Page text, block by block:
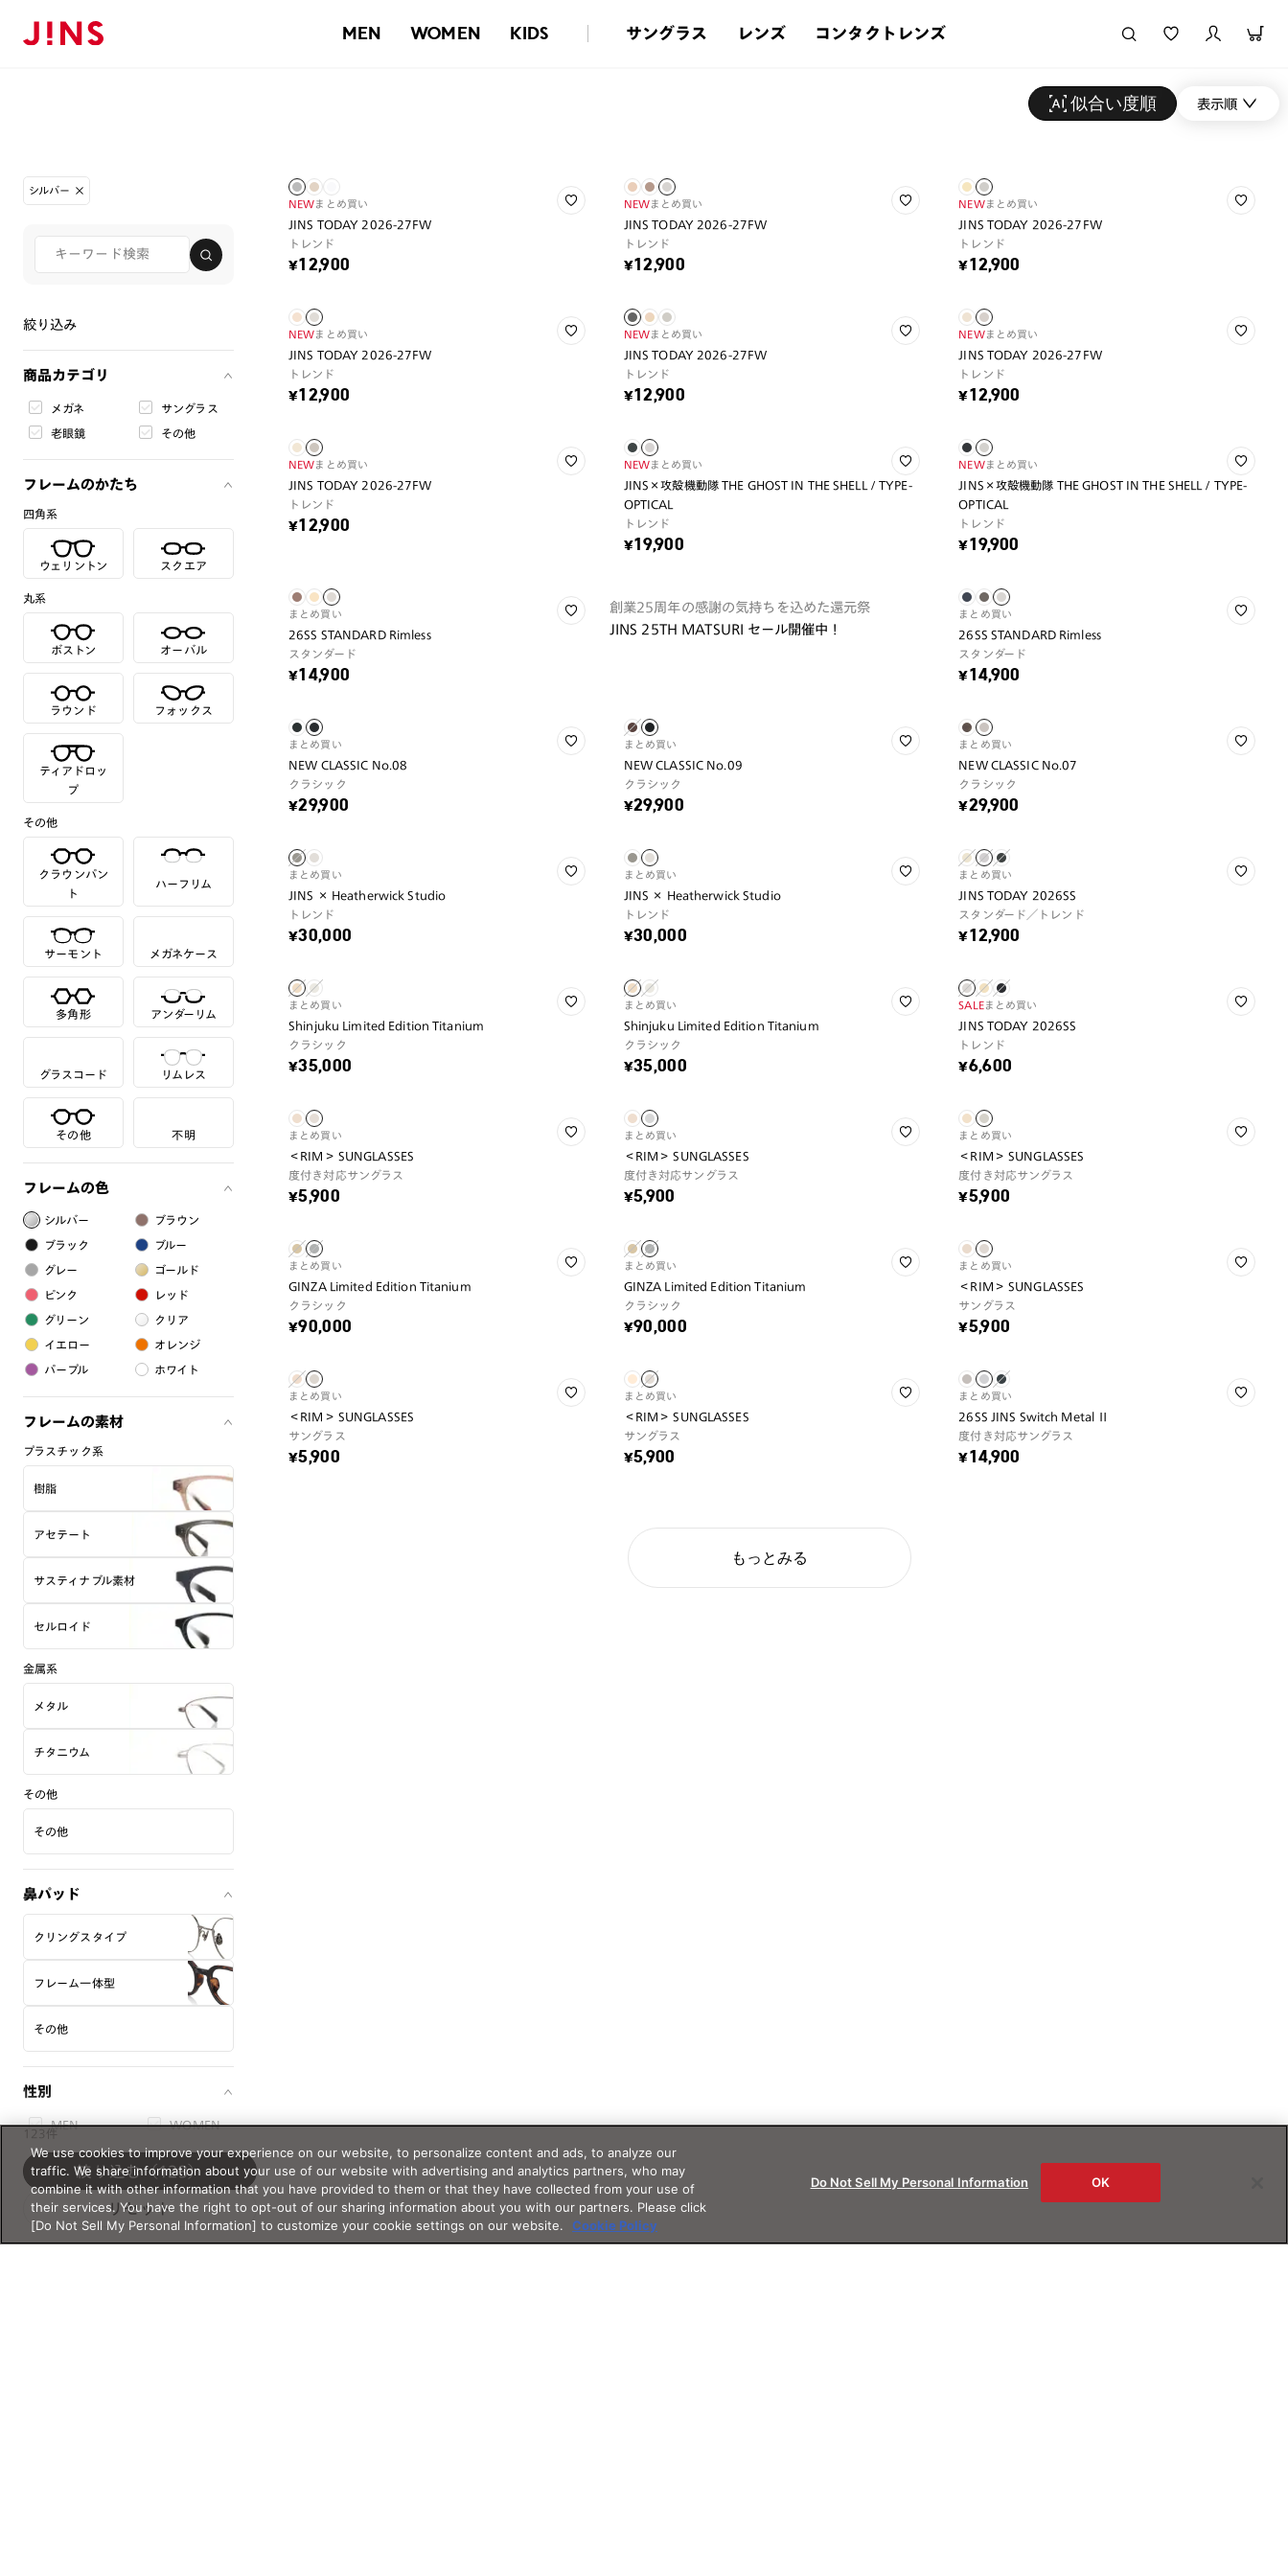
MEN WOMEN KIDS サングラス レンズ コンタクトレンズ
似合い度順 表示順
シルバー
絞り込み
商品カテゴリ
メガネ サングラス
老眼鏡 その他
フレームのかたち
四角系
ウェリントン スクエア
丸系
ボストン オーバル
ラウンド フォックス
ティアドロッ
プ
その他
クラウンパン
ト
ハーフリム
サーモント メガネケース
多角形 アンダーリム
グラスコード リムレス
その他 不明
フレームの色
シルバー ブラウン
ブラック ブルー
グレー ゴールド
ピンク レッド
グリーン クリア
イエロー オレンジ
パープル ホワイト
フレームの素材
プラスチック系
樹脂
アセテート
サスティナブル素材
セルロイド
金属系
メタル
チタニウム
その他
その他
鼻パッド
クリングスタイプ
フレーム一体型
その他
性別
MEN WOMEN
UNISEX OTHER
KIDS&JUNIOR
サイズ
123件
リセット
絞り込む（123）
NEWまとめ買い
JINS TODAY 2026-27FW
トレンド
¥12,900
NEWまとめ買い
JINS TODAY 2026-27FW
トレンド
¥12,900
NEWまとめ買い
JINS TODAY 2026-27FW
トレンド
¥12,900
NEWまとめ買い
JINS TODAY 2026-27FW
トレンド
¥12,900
NEWまとめ買い
JINS TODAY 2026-27FW
トレンド
¥12,900
NEWまとめ買い
JINS TODAY 2026-27FW
トレンド
¥12,900
NEWまとめ買い
JINS TODAY 2026-27FW
トレンド
¥12,900
NEWまとめ買い
JINS×攻殻機動隊 THE GHOST IN THE SHELL / TYPE-
OPTICAL
トレンド
¥19,900
NEWまとめ買い
JINS×攻殻機動隊 THE GHOST IN THE SHELL / TYPE-
OPTICAL
トレンド
¥19,900
まとめ買い
26SS STANDARD Rimless
スタンダード
¥14,900
創業25周年の感謝の気持ちを込めた還元祭
JINS 25TH MATSURI セール開催中！
まとめ買い
26SS STANDARD Rimless
スタンダード
¥14,900
まとめ買い
NEW CLASSIC No.08
クラシック
¥29,900
まとめ買い
NEW CLASSIC No.09
クラシック
¥29,900
まとめ買い
NEW CLASSIC No.07
クラシック
¥29,900
まとめ買い
JINS × Heatherwick Studio
トレンド
¥30,000
まとめ買い
JINS × Heatherwick Studio
トレンド
¥30,000
まとめ買い
JINS TODAY 2026SS
スタンダード／トレンド
¥12,900
まとめ買い
Shinjuku Limited Edition Titanium
クラシック
¥35,000
まとめ買い
Shinjuku Limited Edition Titanium
クラシック
¥35,000
SALEまとめ買い
JINS TODAY 2026SS
トレンド
¥6,600
まとめ買い
＜RIM＞ SUNGLASSES
度付き対応サングラス
¥5,900
まとめ買い
＜RIM＞ SUNGLASSES
度付き対応サングラス
¥5,900
まとめ買い
＜RIM＞ SUNGLASSES
度付き対応サングラス
¥5,900
まとめ買い
GINZA Limited Edition Titanium
クラシック
¥90,000
まとめ買い
GINZA Limited Edition Titanium
クラシック
¥90,000
まとめ買い
＜RIM＞ SUNGLASSES
サングラス
¥5,900
まとめ買い
＜RIM＞ SUNGLASSES
サングラス
¥5,900
まとめ買い
＜RIM＞ SUNGLASSES
サングラス
¥5,900
まとめ買い
26SS JINS Switch Metal Ⅱ
度付き対応サングラス
¥14,900
もっとみる
We use cookies to improve your experience on our website, to personalize content and ads, to analyze our
traffic. We share information about your use of our website with advertising and analytics partners, who may
combine it with other information that you have provided to them or that they have collected from your use of
their services. You have the right to opt-out of our sharing information about you with our partners. Please click
[Do Not Sell My Personal Information] to customize your cookie settings on our website.
Cookie Policy
Do Not Sell My Personal Information OK